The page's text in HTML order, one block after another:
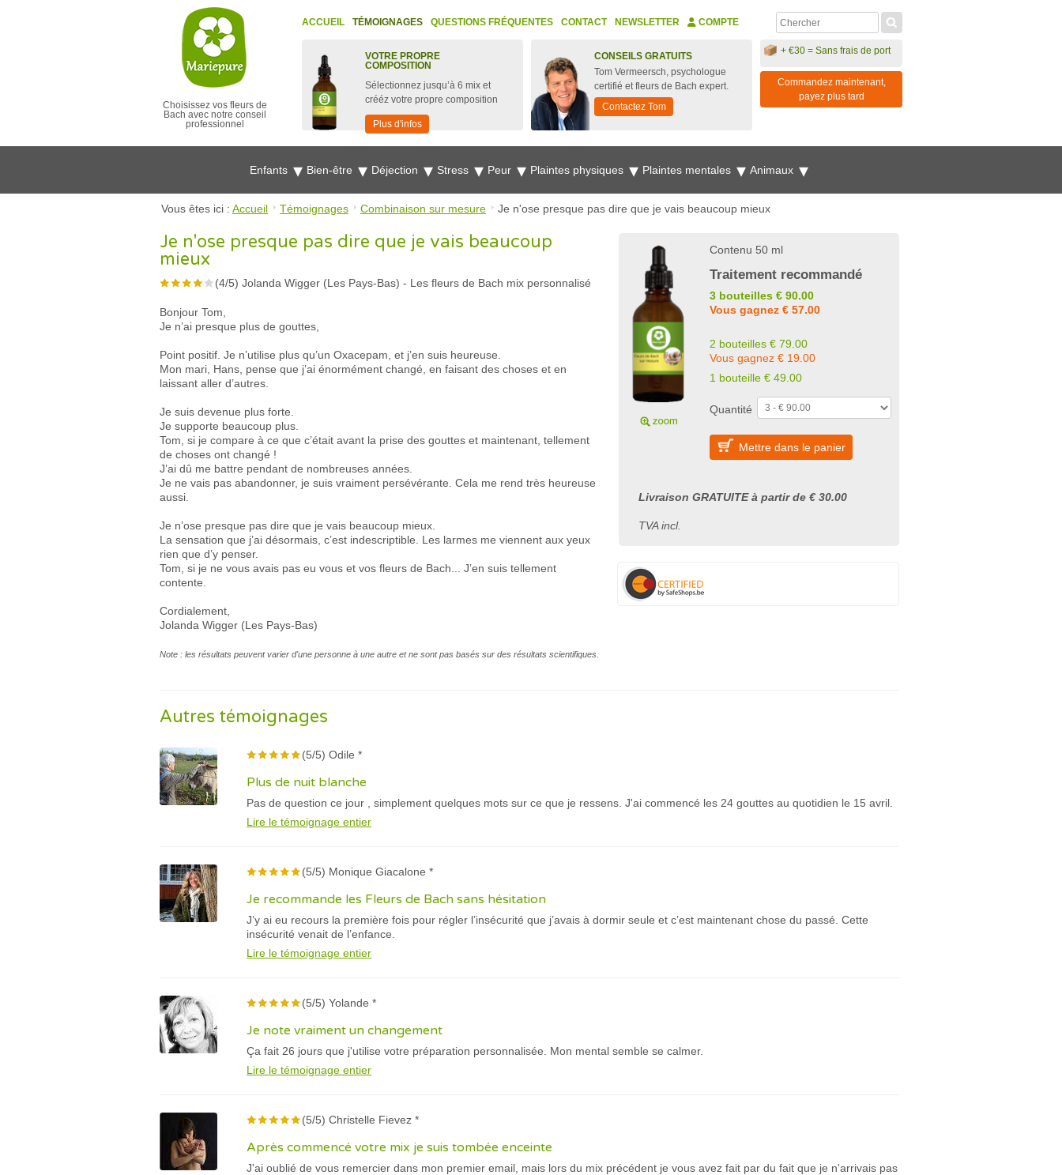
Choisissez vos fleurs de
Bach avec notre conseil
professionnel
ACCUEIL TÉMOIGNAGES QUESTIONS FRÉQUENTES CONTACT NEWSLETTER COMPTE
VOTRE PROPRE
COMPOSITION
Sélectionnez jusqu’à 6 mix et
crééz votre propre composition
Plus d'infos
CONSEILS GRATUITS
Tom Vermeersch, psychologue
certifié et fleurs de Bach expert.
Contactez Tom
+ €30 = Sans frais de port
Commandez maintenant,
payez plus tard
Enfants Bien-être Déjection Stress Peur Plaintes physiques Plaintes mentales Animaux
Vous êtes ici : Accueil Témoignages Combinaison sur mesure Je n'ose presque pas dire que je vais beaucoup mieux
Je n'ose presque pas dire que je vais beaucoup
mieux
(4/5) Jolanda Wigger (Les Pays-Bas) - Les fleurs de Bach mix personnalisé
Bonjour Tom,
Je n’ai presque plus de gouttes,
Point positif. Je n’utilise plus qu’un Oxacepam, et j’en suis heureuse.
Mon mari, Hans, pense que j’ai énormément changé, en faisant des choses et en
laissant aller d’autres.
Je suis devenue plus forte.
Je supporte beaucoup plus.
Tom, si je compare à ce que c’était avant la prise des gouttes et maintenant, tellement
de choses ont changé !
J’ai dû me battre pendant de nombreuses années.
Je ne vais pas abandonner, je suis vraiment persévérante. Cela me rend très heureuse
aussi.
Je n’ose presque pas dire que je vais beaucoup mieux.
La sensation que j’ai désormais, c’est indescriptible. Les larmes me viennent aux yeux
rien que d’y penser.
Tom, si je ne vous avais pas eu vous et vos fleurs de Bach... J’en suis tellement
contente.
Cordialement,
Jolanda Wigger (Les Pays-Bas)
Note : les résultats peuvent varier d'une personne à une autre et ne sont pas basés sur des résultats scientifiques.
Contenu 50 ml
Traitement recommandé
3 bouteilles € 90.00
Vous gagnez € 57.00
2 bouteilles € 79.00
Vous gagnez € 19.00
1 bouteille € 49.00
Quantité
Mettre dans le panier
Livraison GRATUITE à partir de € 30.00
TVA incl.
Autres témoignages
(5/5) Odile *
Plus de nuit blanche
Pas de question ce jour , simplement quelques mots sur ce que je ressens. J'ai commencé les 24 gouttes au quotidien le 15 avril.
Lire le témoignage entier
(5/5) Monique Giacalone *
Je recommande les Fleurs de Bach sans hésitation
J’y ai eu recours la première fois pour régler l’insécurité que j’avais à dormir seule et c’est maintenant chose du passé. Cette
insécurité venait de l’enfance.
Lire le témoignage entier
(5/5) Yolande *
Je note vraiment un changement
Ça fait 26 jours que j'utilise votre préparation personnalisée. Mon mental semble se calmer.
Lire le témoignage entier
(5/5) Christelle Fievez *
Après commencé votre mix je suis tombée enceinte
J'ai oublié de vous remercier dans mon premier email, mais lors du mix précédent je vous avez fait par du fait que je n'arrivais pas